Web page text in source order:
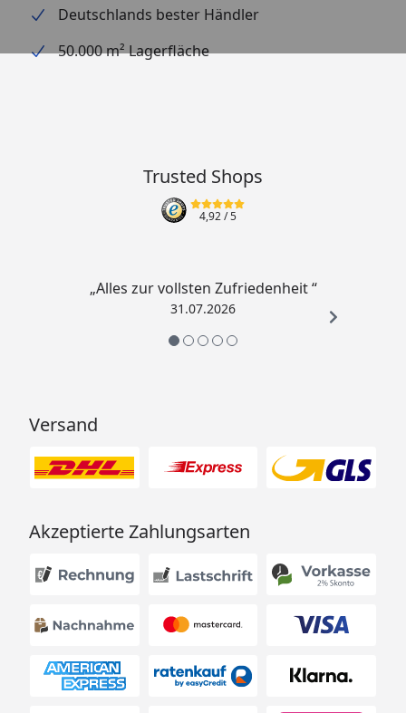
Gestaltungstipp: Für einen Bachlauf mit 3 Ubbink
Wolga Elementen benötigen Sie nur ein 150 Liter
Deutschlands bester Händler
50.000 m² Lagerfläche
Trusted Shops
4,92/ 5
„Alles zur vollsten Zufriedenheit “
31.07.2026
Versand
Akzeptierte Zahlungsarten